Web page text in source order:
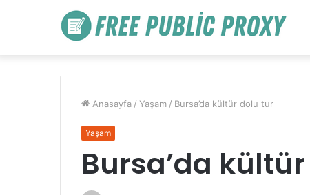
Anasayfa / Yaşam / Bursa’da kültür dolu tur
Yaşam
Bursa’da